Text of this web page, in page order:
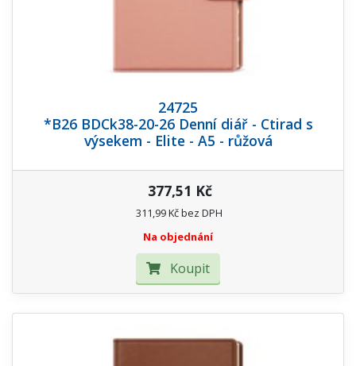
24725
*B26 BDCk38-20-26 Denní diář - Ctirad s
výsekem - Elite - A5 - růžová
377,51 Kč
311,99 Kč bez DPH
Na objednání
Koupit